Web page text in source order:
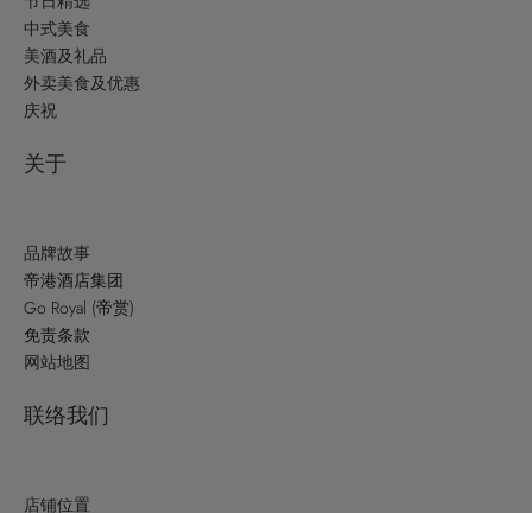
中式美食
美酒及礼品
外卖美食及优惠
庆祝
关于
品牌故事
帝港酒店集团
Go Royal (帝赏)
免责条款
网站地图
联络我们
店铺位置